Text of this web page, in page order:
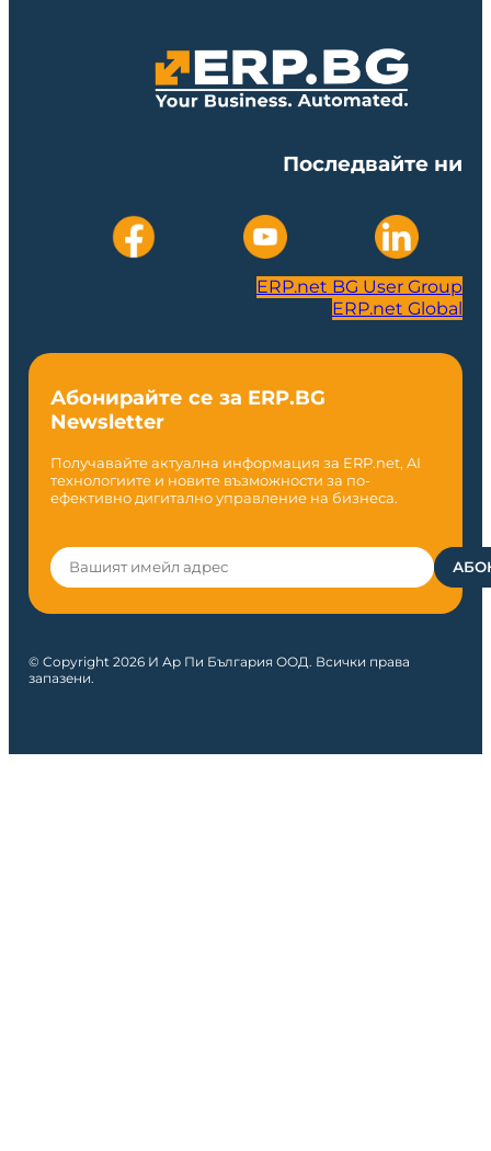
Последвайте ни
ERP.net BG User Group
ERP.net Global
Абонирайте се за ERP.BG
Newsletter
Получавайте актуална информация за ERP.net, AI
технологиите и новите възможности за по-
ефективно дигитално управление на бизнеса.
© Copyright 2026 И Ар Пи България ООД. Всички права
запазени.